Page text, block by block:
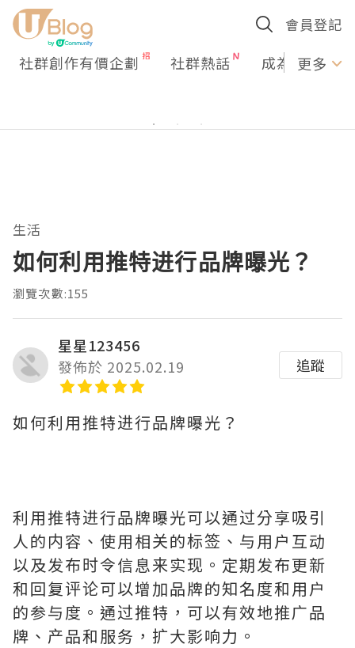
會員登記
社群創作有價企劃 社群熱話 成為U更多
生活
如何利用推特进行品牌曝光？
瀏覽次數:155
星星123456
發佈於 2025.02.19
追蹤
如何利用推特进行品牌曝光？
利用推特进行品牌曝光可以通过分享吸引
人的内容、使用相关的标签、与用户互动
以及发布时令信息来实现。定期发布更新
和回复评论可以增加品牌的知名度和用户
的参与度。通过推特，可以有效地推广品
牌、产品和服务，扩大影响力。